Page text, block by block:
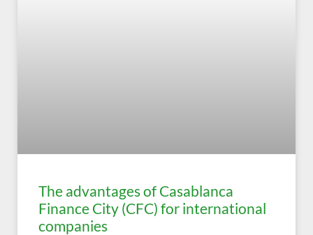
The advantages of Casablanca
Finance City (CFC) for international
companies